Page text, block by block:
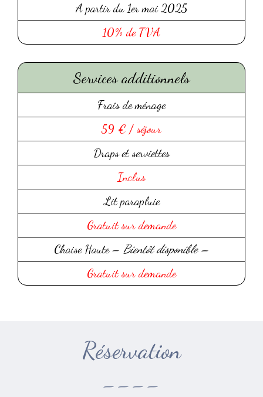
A partir du 1er mai 2025
10% de TVA
Services additionnels
Frais de ménage
59 € / séjour
Draps et serviettes
Inclus
Lit parapluie
Gratuit sur demande
Chaise Haute – Bientôt disponible –
Gratuit sur demande
Réservation
----